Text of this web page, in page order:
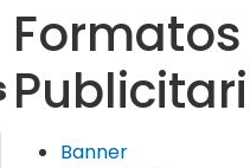
Formatos
Banner